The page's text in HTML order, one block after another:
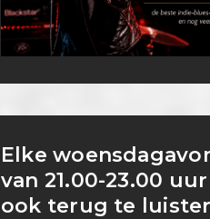
Elke
van 21.00-23.00
ook terug te